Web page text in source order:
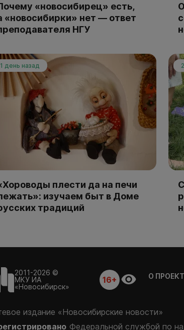
«новосибирец» есть,
«новосибирки» нет — ответ
НГУ
1 день назад
плести да на печи
изучаем быт в Доме
традиций
2011-2026 ©
МКУ ИА
«Новосибирск»
16+ О
издание «Новосибирские новости»
Федеральной службой по